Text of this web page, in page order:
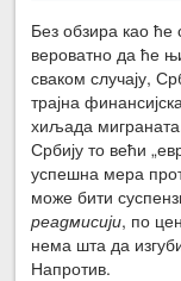
Без обзира као ће
вероватно да ће
сваком случају,
трајна
хиљада
Србију то већи
успешна мера
може бити
реадмисији, по
нема шта да
Напротив.